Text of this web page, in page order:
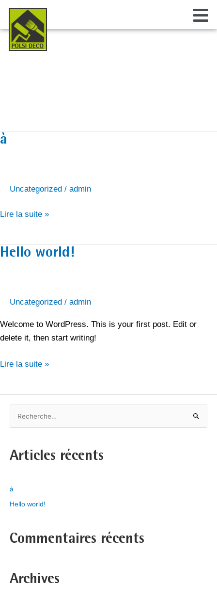
Aller
contenu
à
Uncategorized / admin
à
Lire la suite »
Hello world!
Uncategorized / admin
Welcome to WordPress. This is your first post. Edit or
delete it, then start writing!
Hello
Lire la suite »
h
r
Articles récents
à
Hello world!
Commentaires récents
Archives